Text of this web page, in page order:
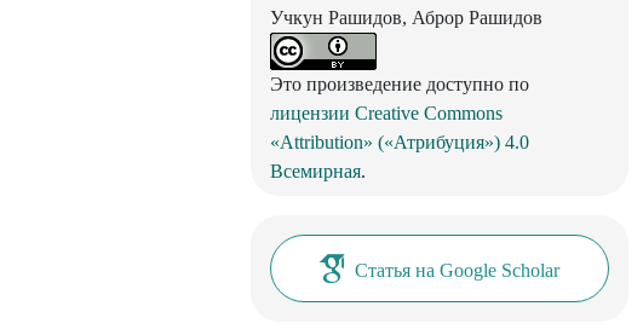
Учкун Рашидов, Аброр Рашидов
Это произведение доступно по
лицензии Creative Commons
«Attribution» («Атрибуция») 4.0
Всемирная.
Статья на Google Scholar